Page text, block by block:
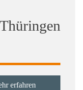
erfahren